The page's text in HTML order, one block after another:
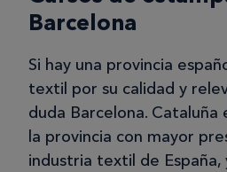
Barcelona
Si hay una provincia
textil por su calidad y
duda Barcelona. Cataluña
la provincia con mayor
industria textil de España,